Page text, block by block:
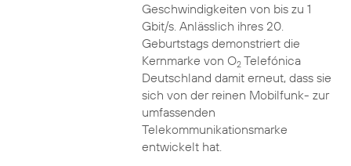
Geschwindigkeiten von bis zu 1
Gbit/s. Anlässlich ihres 20.
Geburtstags demonstriert die
Kernmarke von O2Telefónica
Deutschland damit erneut, dass sie
sich von der reinen Mobilfunk- zur
umfassenden
Telekommunikationsmarke
entwickelt hat.